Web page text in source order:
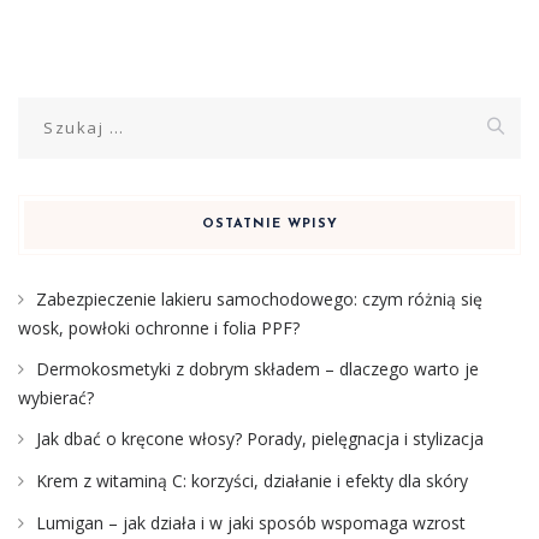
OSTATNIE WPISY
Zabezpieczenie lakieru samochodowego: czym różnią się
wosk, powłoki ochronne i folia PPF?
Dermokosmetyki z dobrym składem – dlaczego warto je
wybierać?
Jak dbać o kręcone włosy? Porady, pielęgnacja i stylizacja
Krem z witaminą C: korzyści, działanie i efekty dla skóry
Lumigan – jak działa i w jaki sposób wspomaga wzrost